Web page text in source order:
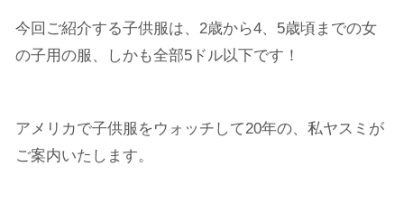
今回ご紹介する子供服は、2歳から4、5歳頃までの女
の子用の服、しかも全部5ドル以下です！
アメリカで子供服をウォッチして20年の、私ヤスミが
ご案内いたします。